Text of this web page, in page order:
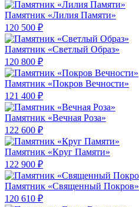
Памятник «Лилия Памяти»
120 500 ₽
Памятник «Светлый Образ»
120 800 ₽
Памятник «Покров Вечности»
121 400 ₽
Памятник «Вечная Роза»
122 600 ₽
Памятник «Круг Памяти»
122 900 ₽
Памятник «Священный Покров»
120 610 ₽